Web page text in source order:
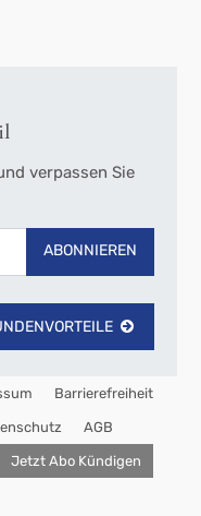
verpassen Sie
ABONNIEREN
Barrierefreiheit
AGB
Jetzt Abo Kündigen